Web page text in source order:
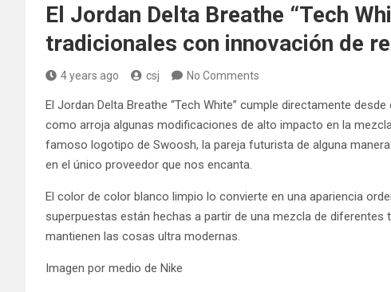
El Jordan Delta Breathe “Tech
tradicionales con innovación de
4 years ago csj No Comments
El Jordan Delta Breathe “Tech White” cumple directamente
como arroja algunas modificaciones de alto impacto en la
famoso logotipo de Swoosh, la pareja futurista de alguna
en el único proveedor que nos encanta.
El color de color blanco limpio lo convierte en una apariencia
superpuestas están hechas a partir de una mezcla de
mantienen las cosas ultra modernas.
Imagen por medio de Nike